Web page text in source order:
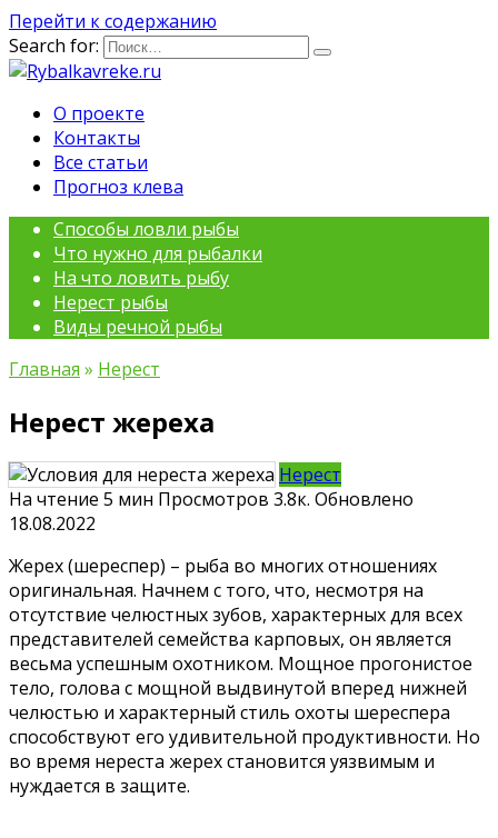
Перейти к содержанию
Search for:
О проекте
Контакты
Все статьи
Прогноз клева
Способы ловли рыбы
Что нужно для рыбалки
На что ловить рыбу
Нерест рыбы
Виды речной рыбы
Главная » Нерест
Нерест жереха
Нерест
На чтение 5 мин Просмотров 3.8к. Обновлено
18.08.2022
Жерех (шереспер) – рыба во многих отношениях
оригинальная. Начнем с того, что, несмотря на
отсутствие челюстных зубов, характерных для всех
представителей семейства карповых, он является
весьма успешным охотником. Мощное прогонистое
тело, голова с мощной выдвинутой вперед нижней
челюстью и характерный стиль охоты шереспера
способствуют его удивительной продуктивности. Но
во время нереста жерех становится уязвимым и
нуждается в защите.